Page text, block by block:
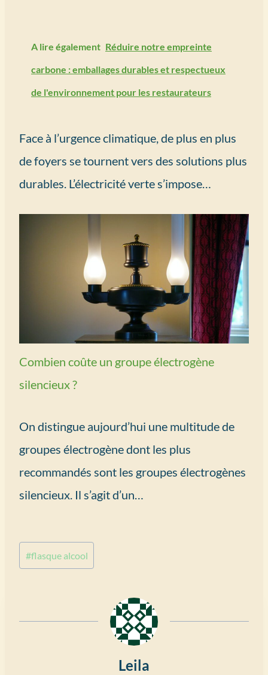
A lire également Réduire notre empreinte
carbone : emballages durables et respectueux
de l'environnement pour les restaurateurs
Face à l’urgence climatique, de plus en plus
de foyers se tournent vers des solutions plus
durables. L’électricité verte s’impose…
Combien coûte un groupe électrogène
silencieux ?
On distingue aujourd’hui une multitude de
groupes électrogène dont les plus
recommandés sont les groupes électrogènes
silencieux. Il s’agit d’un…
Étiquettes
de
#flasque alcool
Leila